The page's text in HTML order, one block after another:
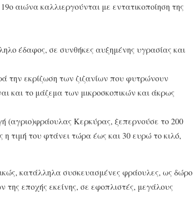
αιώνα καλλιεργούνται με εντατικοποίηση της
έδαφος, σε συνθήκες αυξημένης υγρασίας και
την εκρίζωση των ζιζανίων που φυτρώνουν
και τo μάζεμα των μικροσκοπικών και άκρως
(αγριο)φράουλας Κερκύρας, ξεπερνούσε το 200
τιμή του φτάνει τώρα έως και 30 ευρώ το κιλό,
κατάλληλα συσκευασμένες φράουλες, ως δώρο
της εποχής εκείνης, σε εφοπλιστές, μεγάλους